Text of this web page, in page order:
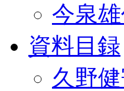
今泉雄
資料目録
久野